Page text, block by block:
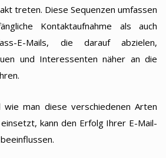
treten. Diese Sequenzen umfassen
Kontaktaufnahme als auch
E-Mails, die darauf abzielen,
und Interessenten näher an die
wie man diese verschiedenen Arten
kann den Erfolg Ihrer E-Mail-